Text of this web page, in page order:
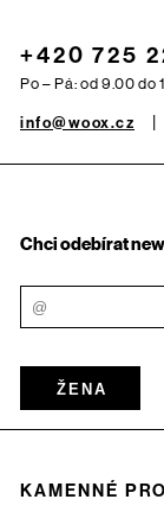
+420 725
Po – Pá: od 9.00 do
info@woox.cz
Chci odebírat
ŽENA
KAMENNÉ